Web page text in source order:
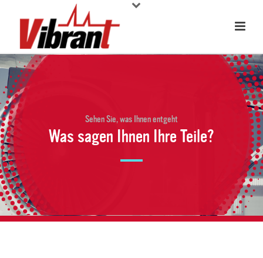
Sehen Sie, was Ihnen entgeht
Was sagen Ihnen Ihre Teile?